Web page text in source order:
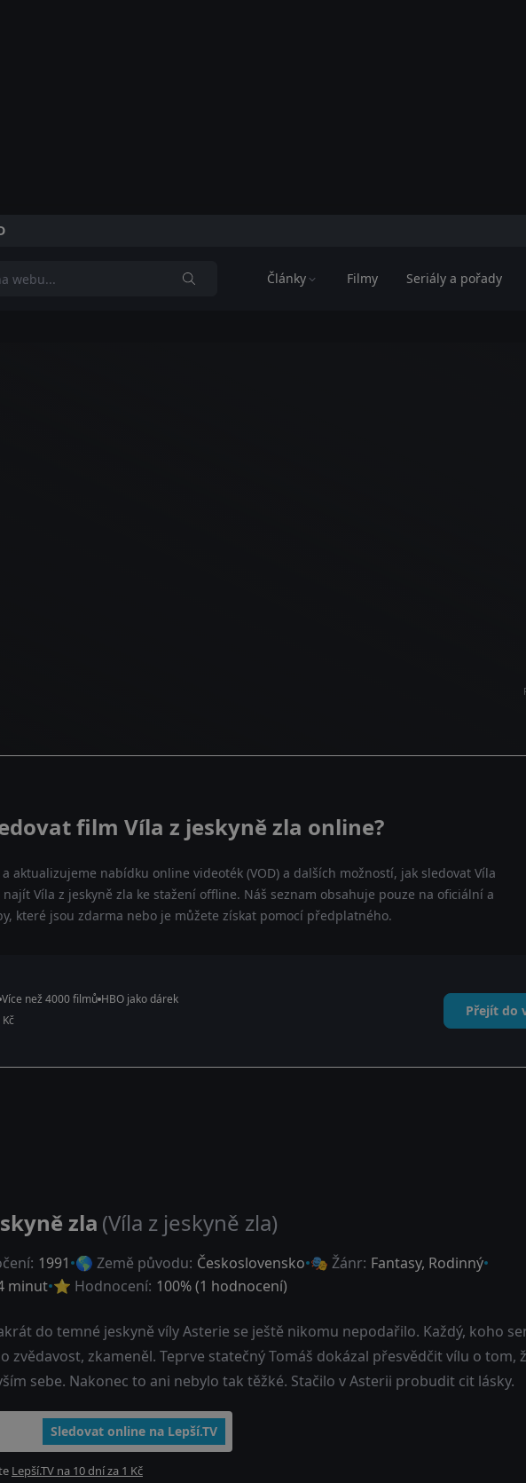
Články Filmy Seriály a pořady
film Víla z jeskyně zla online?
aktualizujeme nabídku online videoték (VOD) a dalších možností, jak sledovat Víla
Víla z jeskyně zla ke stažení offline. Náš seznam obsahuje pouze na oficiální a
které jsou zdarma nebo je můžete získat pomocí předplatného.
Více než 4000 filmů HBO jako dárek
Přejít do
zla (Víla z jeskyně zla)
1991 🌎 Země původu: Československo 🎭 Žánr: Fantasy, Rodinný
minut ⭐ Hodnocení: 100% (1 hodnocení)
do temné jeskyně víly Asterie se ještě nikomu nepodařilo. Každý, koho
zvědavost, zkameněl. Teprve statečný Tomáš dokázal přesvědčit vílu o tom,
sebe. Nakonec to ani nebylo tak těžké. Stačilo v Asterii probudit cit lásky.
Sledovat online na Lepší.TV
Lepší.TV na 10 dní za 1 Kč